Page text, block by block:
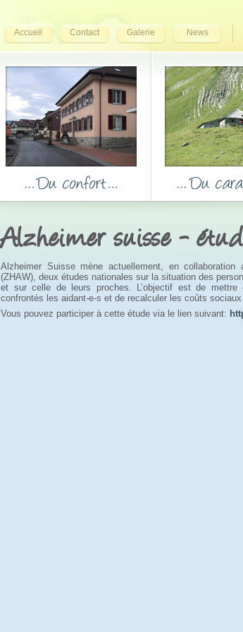
Accueil Contact Galerie News
Alzheimer suisse -
Alzheimer Suisse mène actuellement, en
(ZHAW), deux études nationales sur la situation des
et sur celle de leurs proches. L’objectif est de
confrontés les aidant-e-s et de recalculer les coûts
Vous pouvez participer à cette étude via le lien suivant: